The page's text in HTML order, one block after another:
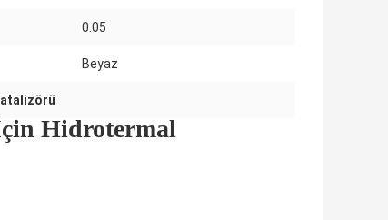
0.05
Beyaz
Hidrotermal